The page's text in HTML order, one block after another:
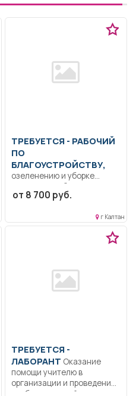
ТРЕБУЕТСЯ - РАБОЧИЙ
ПО
БЛАГОУСТРОЙСТВУ,
озеленению и уборке
территории Уборка
территории, озеленение
от 8 700 руб.
г Калтан
ТРЕБУЕТСЯ -
ЛАБОРАНТ
помощи учителю в
организации и проведении
учебных занятий....